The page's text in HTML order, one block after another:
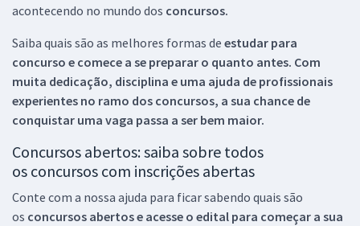
acontecendo no mundo dos concursos.
Saiba quais são as melhores formas de estudar para
concurso e comece a se preparar o quanto antes. Com
muita dedicação, disciplina e uma ajuda de profissionais
experientes no ramo dos concursos, a sua chance de
conquistar uma vaga passa a ser bem maior.
Concursos abertos: saiba sobre todos
os concursos com inscrições abertas
Conte com a nossa ajuda para ficar sabendo quais são
os concursos abertos e acesse o edital para começar a sua